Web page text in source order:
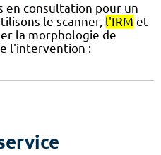
en consultation pour un
le scanner, l'IRM et
la morphologie de
l'intervention :